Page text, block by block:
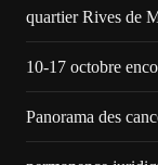
quartier Rives de
10-17 octobre
Panorama des